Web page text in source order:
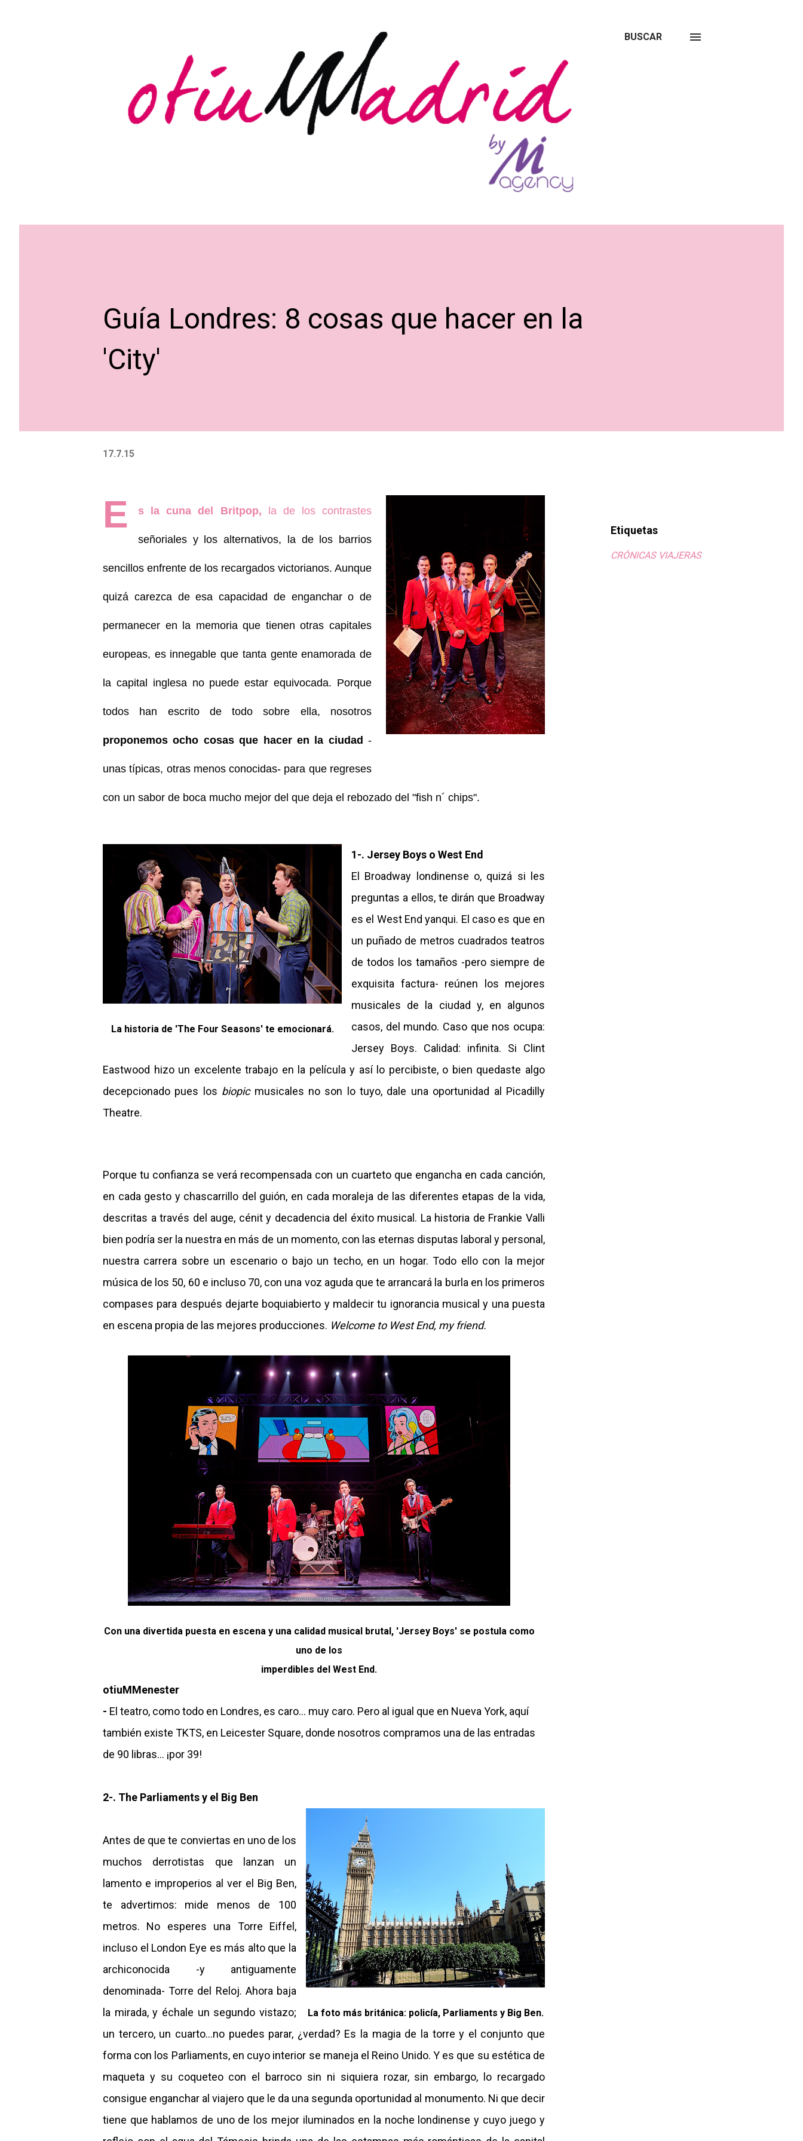
BUSCAR
Guía Londres: 8 cosas que hacer en la
'City'
17.7.15
E s la cuna del Britpop, la de los contrastes
señoriales y los alternativos, la de los barrios
sencillos enfrente de los recargados victorianos. Aunque
quizá carezca de esa capacidad de enganchar o de
permanecer en la memoria que tienen otras capitales
europeas, es innegable que tanta gente enamorada de
la capital inglesa no puede estar equivocada. Porque
todos han escrito de todo sobre ella, nosotros
proponemos ocho cosas que hacer en la ciudad -
unas típicas, otras menos conocidas- para que regreses
con un sabor de boca mucho mejor del que deja el rebozado del "fish n´ chips".
La historia de 'The Four Seasons' te emocionará.
1-. Jersey Boys o West End
El Broadway londinense o, quizá si les
preguntas a ellos, te dirán que Broadway
es el West End yanqui. El caso es que en
un puñado de metros cuadrados teatros
de todos los tamaños -pero siempre de
exquisita factura- reúnen los mejores
musicales de la ciudad y, en algunos
casos, del mundo. Caso que nos ocupa:
Jersey Boys. Calidad: infinita. Si Clint
Eastwood hizo un excelente trabajo en la película y así lo percibiste, o bien quedaste algo
decepcionado pues los biopicmusicales no son lo tuyo, dale una oportunidad al Picadilly
Theatre.
Porque tu confianza se verá recompensada con un cuarteto que engancha en cada canción,
en cada gesto y chascarrillo del guión, en cada moraleja de las diferentes etapas de la vida,
descritas a través del auge, cénit y decadencia del éxito musical. La historia de Frankie Valli
bien podría ser la nuestra en más de un momento, con las eternas disputas laboral y personal,
nuestra carrera sobre un escenario o bajo un techo, en un hogar. Todo ello con la mejor
música de los 50, 60 e incluso 70, con una voz aguda que te arrancará la burla en los primeros
compases para después dejarte boquiabierto y maldecir tu ignorancia musical y una puesta
en escena propia de las mejores producciones. Welcome to West End, my friend.
Con una divertida puesta en escena y una calidad musical brutal, 'Jersey Boys' se postula como
uno de los
imperdibles del West End.
otiuMMenester
- El teatro, como todo en Londres, es caro... muy caro. Pero al igual que en Nueva York, aquí
también existe TKTS, en Leicester Square, donde nosotros compramos una de las entradas
de 90 libras... ¡por 39!
2-. The Parliaments y el Big Ben
La foto más británica: policía, Parliaments y Big Ben.
Antes de que te conviertas en uno de los
muchos derrotistas que lanzan un
lamento e improperios al ver el Big Ben,
te advertimos: mide menos de 100
metros. No esperes una Torre Eiffel,
incluso el London Eye es más alto que la
archiconocida -y antiguamente
denominada- Torre del Reloj. Ahora baja
la mirada, y échale un segundo vistazo;
un tercero, un cuarto...no puedes parar, ¿verdad? Es la magia de la torre y el conjunto que
forma con los Parliaments, en cuyo interior se maneja el Reino Unido. Y es que su estética de
maqueta y su coqueteo con el barroco sin ni siquiera rozar, sin embargo, lo recargado
consigue enganchar al viajero que le da una segunda oportunidad al monumento. Ni que decir
tiene que hablamos de uno de los mejor iluminados en la noche londinense y cuyo juego y
Etiquetas
CRÓNICAS VIAJERAS